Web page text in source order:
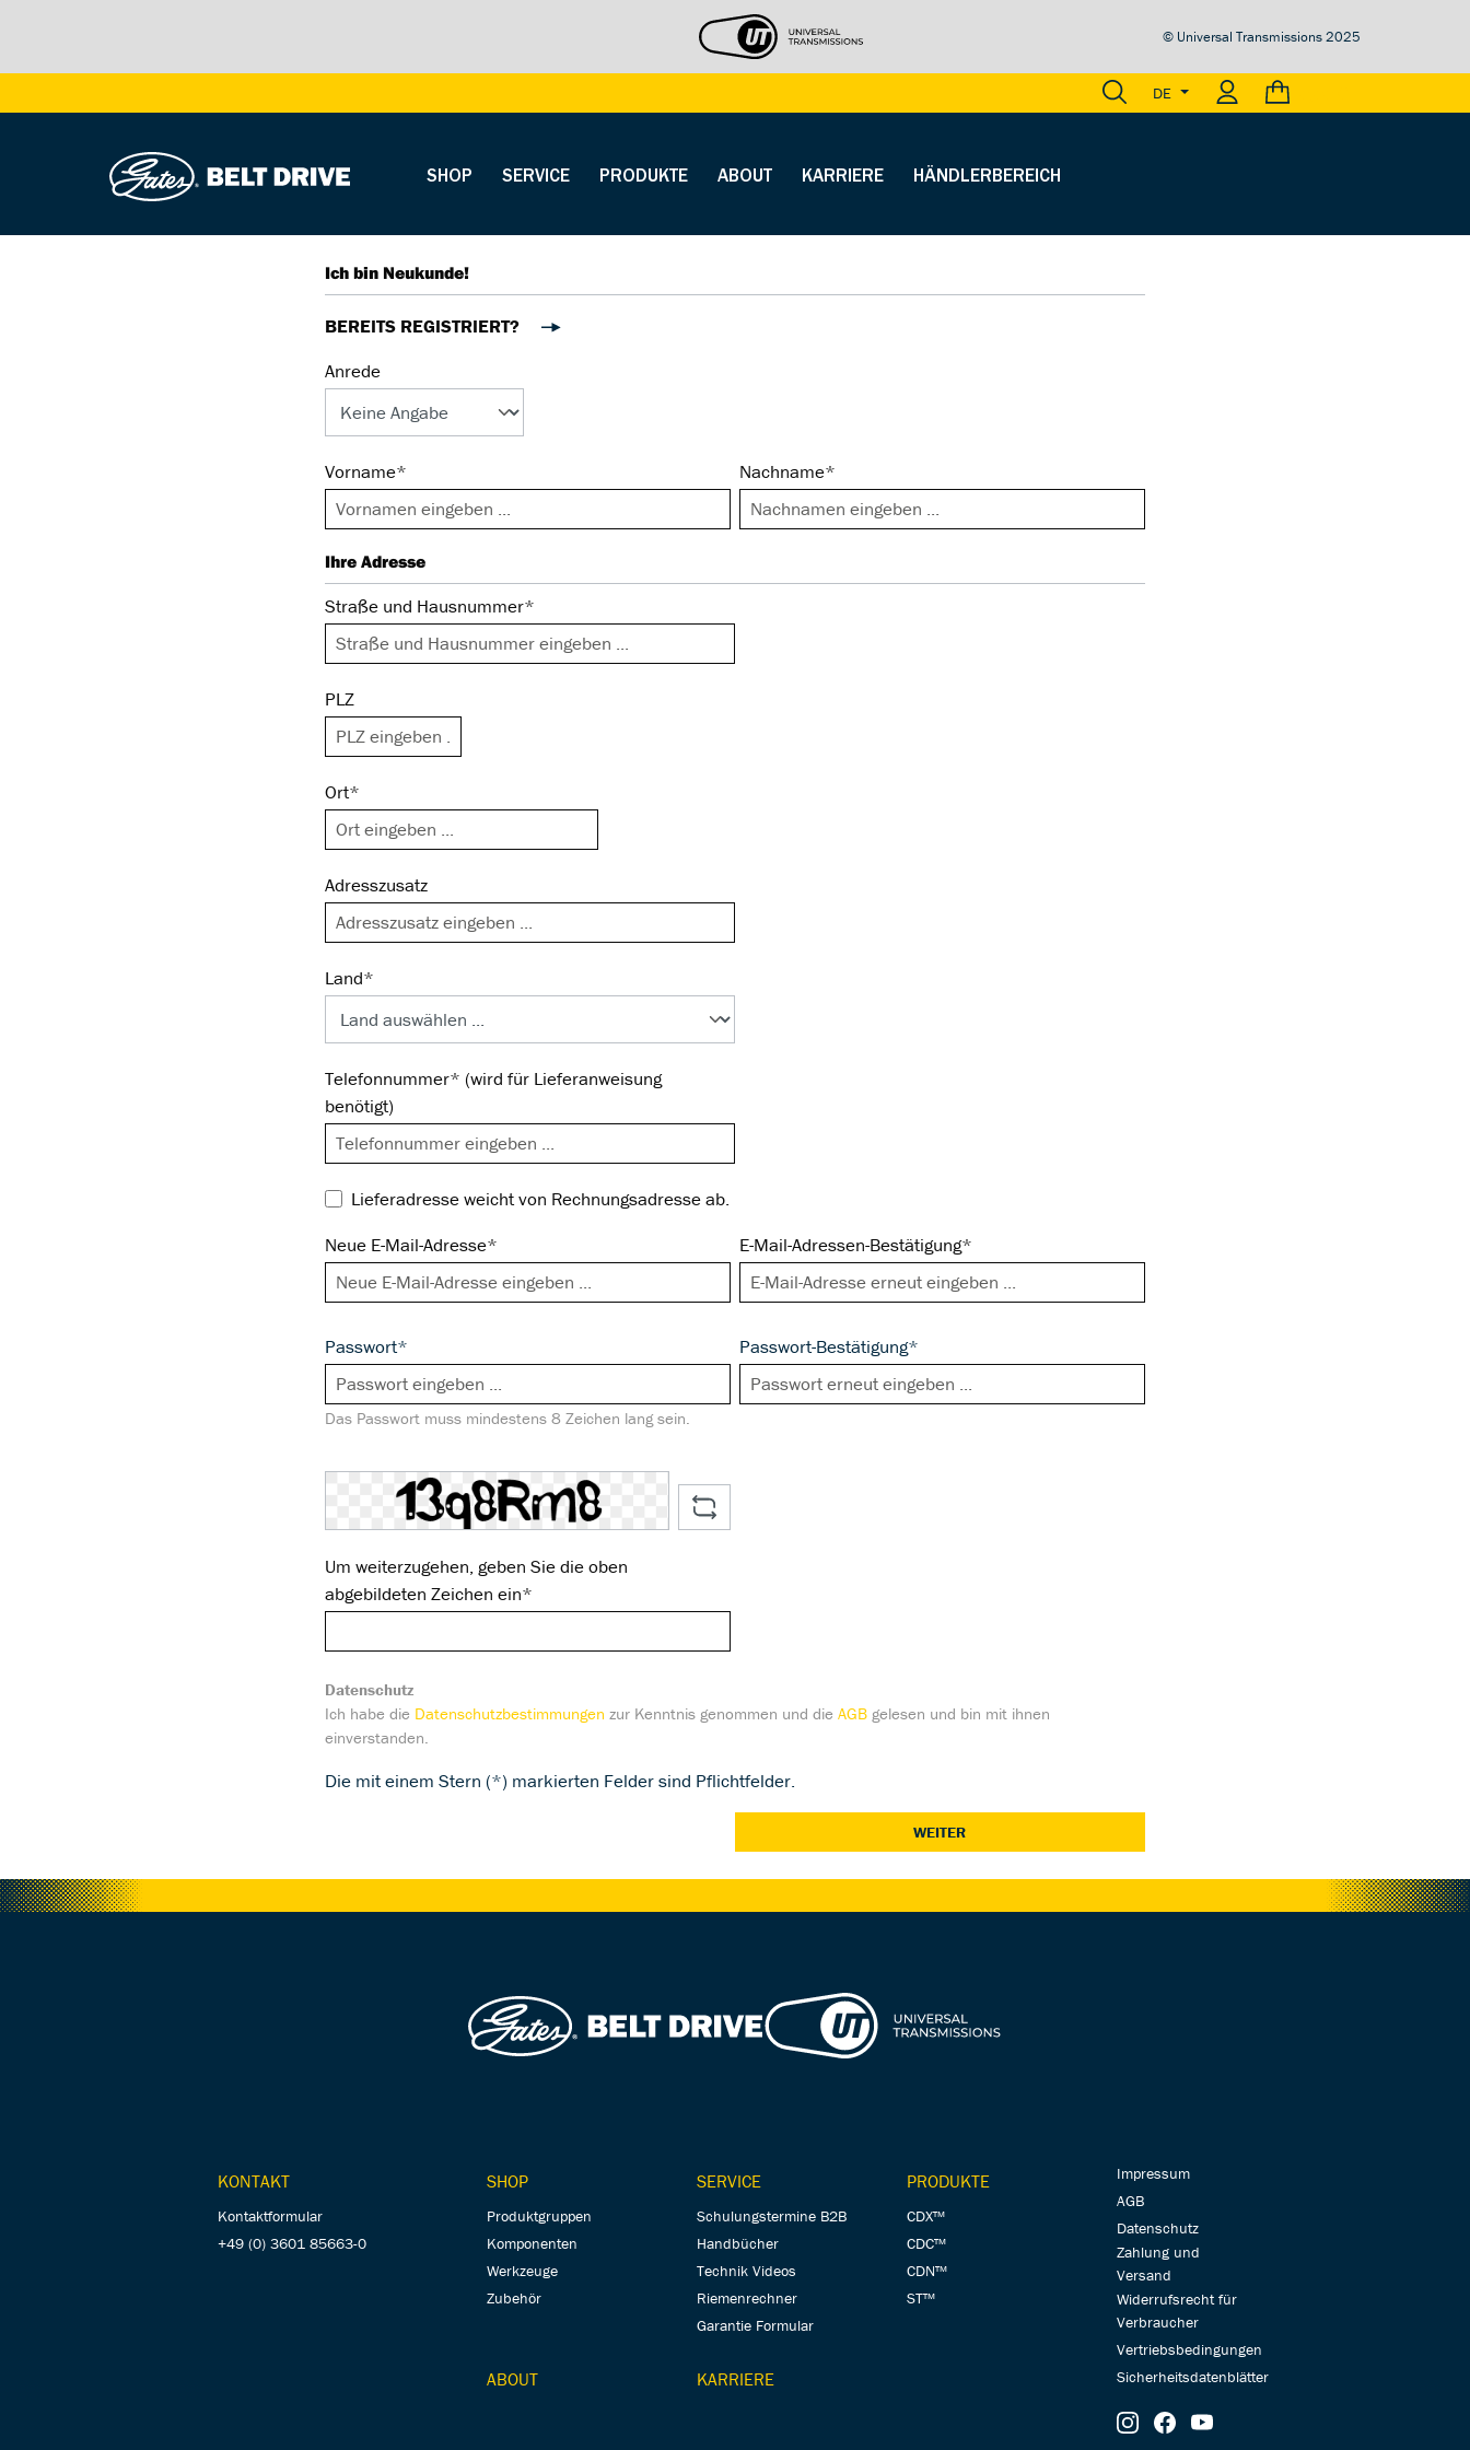
© Universal Transmissions 2025
DE
SHOP SERVICE PRODUKTE ABOUT KARRIERE HÄNDLERBEREICH
Ich bin Neukunde!
BEREITS REGISTRIERT?
Anrede
Vorname* Nachname*
Ihre Adresse
Straße und Hausnummer*
PLZ
Ort*
Adresszusatz
Land*
Telefonnummer* (wird für Lieferanweisung
benötigt)
Lieferadresse weicht von Rechnungsadresse ab.
Neue E-Mail-Adresse*
E-Mail-Adressen-Bestätigung*
Passwort*
Das Passwort muss mindestens 8 Zeichen lang sein.
Passwort-Bestätigung*
Um weiterzugehen, geben Sie die oben
abgebildeten Zeichen ein*
Datenschutz
Ich habe die Datenschutzbestimmungen zur Kenntnis genommen und dieAGB gelesen und bin mit ihnen
einverstanden.
Die mit einem Stern (*) markierten Felder sind Pflichtfelder.
WEITER
KONTAKT
Kontaktformular
+49 (0) 3601 85663-0
SHOP
Produktgruppen
Komponenten
Werkzeuge
Zubehör
SERVICE
Schulungstermine B2B
Handbücher
Technik Videos
Riemenrechner
Garantie Formular
PRODUKTE
CDX™
CDC™
CDN™
ST™
ABOUT KARRIERE
Impressum
AGB
Datenschutz
Zahlung und
Versand
Widerrufsrecht für
Verbraucher
Vertriebsbedingungen
Sicherheitsdatenblätter